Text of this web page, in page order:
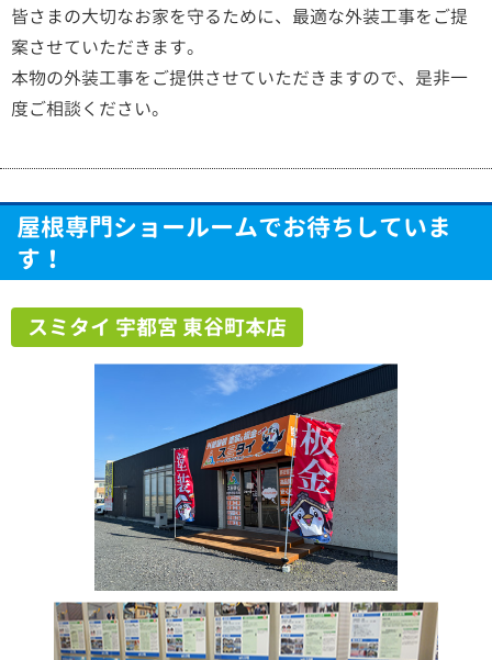
皆さまの大切なお家を守るために、最適な外装工事をご提
案させていただきます。
本物の外装工事をご提供させていただきますので、是非一
度ご相談ください。
屋根専門ショールームでお待ちしていま
す！
スミタイ 宇都宮 東谷町本店